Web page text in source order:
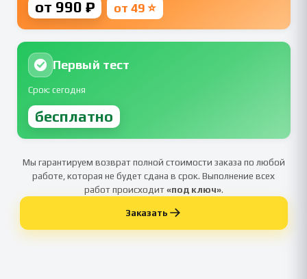
от 990 ₽ от 49 ⭐
Первый тест
Срок: сегодня
бесплатно
Мы гарантируем возврат полной стоимости заказа по любой
работе, которая не будет сдана в срок. Выполнение всех
работ происходит«под ключ».
Заказать